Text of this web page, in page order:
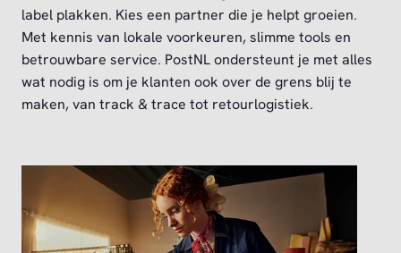
label plakken. Kies een partner die je helpt groeien.
Met kennis van lokale voorkeuren, slimme tools en
betrouwbare service. PostNL ondersteunt je met alles
wat nodig is om je klanten ook over de grens blij te
maken, van track & trace tot retourlogistiek.